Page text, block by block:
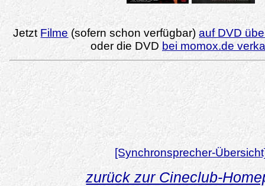
Jetzt Filme (sofern schon verfügbar)auf DVD
oder die DVD bei momox.de
[Synchronsprecher-
zurück zur Cineclub-